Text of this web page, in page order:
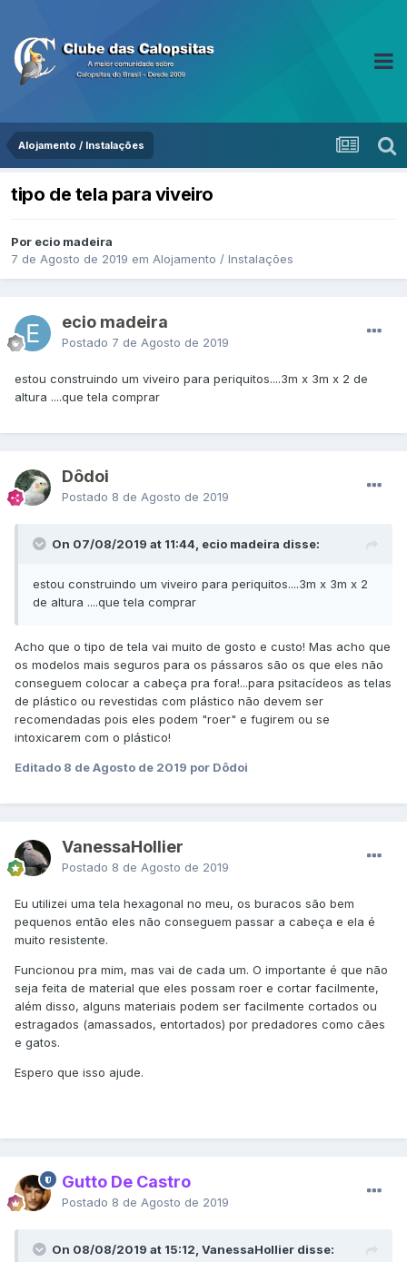
Alojamento / Instalações
tipo de tela para viveiro
Por ecio madeira
7 de Agosto de 2019 em Alojamento / Instalações
ecio madeira
Postado 7 de Agosto de 2019
estou construindo um viveiro para periquitos....3m x 3m x 2 de
altura ....que tela comprar
Dôdoi
Postado 8 de Agosto de 2019
On 07/08/2019 at 11:44, ecio madeira disse:
estou construindo um viveiro para periquitos....3m x 3m x 2
de altura ....que tela comprar
Acho que o tipo de tela vai muito de gosto e custo! Mas acho que
os modelos mais seguros para os pássaros são os que eles não
conseguem colocar a cabeça pra fora!...para psitacídeos as telas
de plástico ou revestidas com plástico não devem ser
recomendadas pois eles podem "roer" e fugirem ou se
intoxicarem com o plástico!
Editado 8 de Agosto de 2019 por Dôdoi
VanessaHollier
Postado 8 de Agosto de 2019
Eu utilizei uma tela hexagonal no meu, os buracos são bem
pequenos então eles não conseguem passar a cabeça e ela é
muito resistente.
Funcionou pra mim, mas vai de cada um. O importante é que não
seja feita de material que eles possam roer e cortar facilmente,
além disso, alguns materiais podem ser facilmente cortados ou
estragados (amassados, entortados) por predadores como cães
e gatos.
Espero que isso ajude.
Gutto De Castro
Postado 8 de Agosto de 2019
On 08/08/2019 at 15:12, VanessaHollier disse: